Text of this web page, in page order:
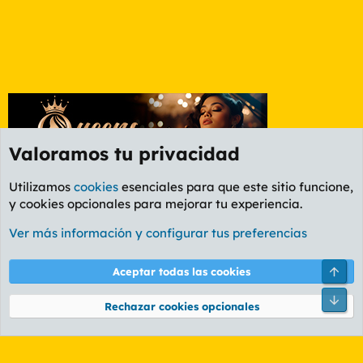
Foro General
Cookies
PL OLDSTYLE AMARILLO
Términos y reglas Política de privacidad Ayuda
Community platform by XenForo® © 2010-2026 XenForo Ltd.
Valoramos tu privacidad
Utilizamos cookies esenciales para que este sitio funcione,
y cookies opcionales para mejorar tu experiencia.
Ver más información y configurar tus preferencias
Aceptar todas las cookies
Rechazar cookies opcionales
Pie